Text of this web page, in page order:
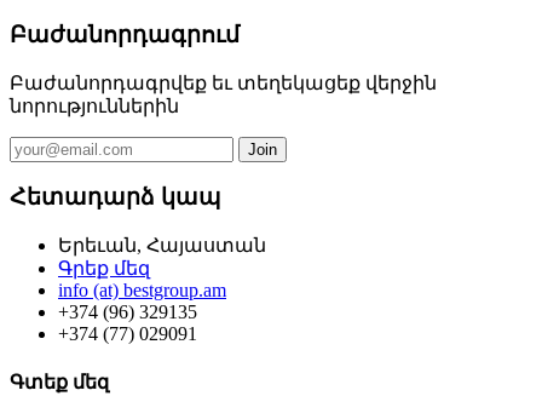
Բաժանորդագրում
Բաժանորդագրվեք եւ տեղեկացեք վերջին
նորություններին
Հետադարձ կապ
Երեւան, Հայաստան
Գրեք մեզ
info (at) bestgroup.am
+374 (96) 329135
+374 (77) 029091
Գտեք մեզ